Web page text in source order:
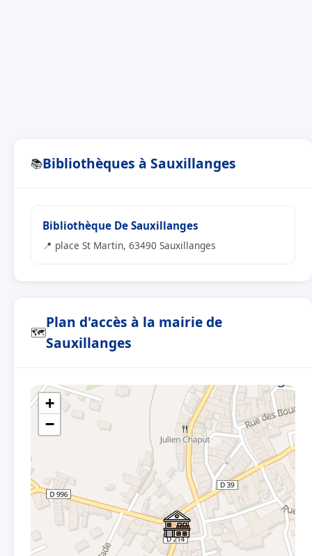
📚Bibliothèques à Sauxillanges
Bibliothèque De Sauxillanges
📍 place St Martin, 63490 Sauxillanges
🗺
Plan d'accès à la mairie de
Sauxillanges
+
−